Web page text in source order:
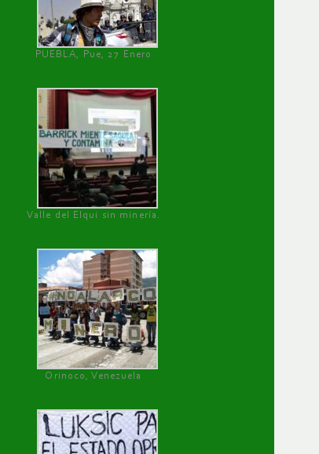
PUEBLA, Pue, 27 Enero
Valle del Elqui sin minería.
Orinoco, Venezuela